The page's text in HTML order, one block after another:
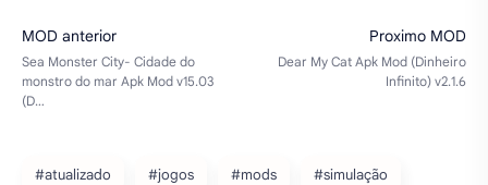
#atualizado #jogos #mods #simulação